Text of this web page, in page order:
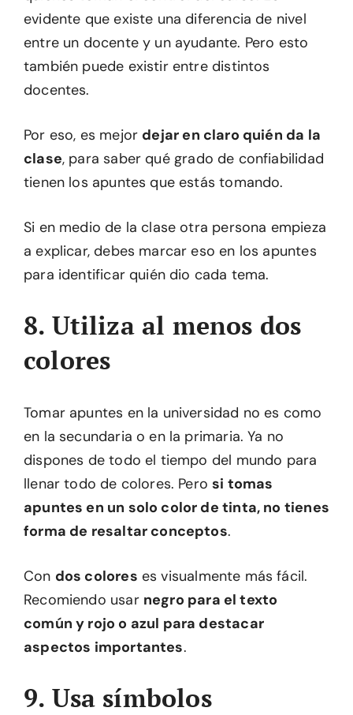
evidente que existe una diferencia de nivel
entre un docente y un ayudante. Pero esto
también puede existir entre distintos
docentes.
Por eso, es mejor dejar en claro quién da la
clase, para saber qué grado de confiabilidad
tienen los apuntes que estás tomando.
Si en medio de la clase otra persona empieza
a explicar, debes marcar eso en los apuntes
para identificar quién dio cada tema.
8. Utiliza al menos dos
colores
Tomar apuntes en la universidad no es como
en la secundaria o en la primaria. Ya no
dispones de todo el tiempo del mundo para
llenar todo de colores. Perosi tomas
apuntes en un solo color de tinta, no tienes
forma de resaltar conceptos.
Con dos colores es visualmente más fácil.
Recomiendo usar negro para el texto
común y rojo o azul para destacar
aspectos importantes.
9. Usa símbolos